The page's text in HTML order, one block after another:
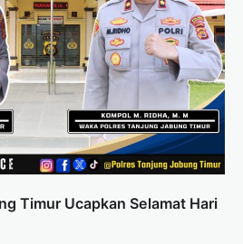
Timur Ucapkan Selamat Hari